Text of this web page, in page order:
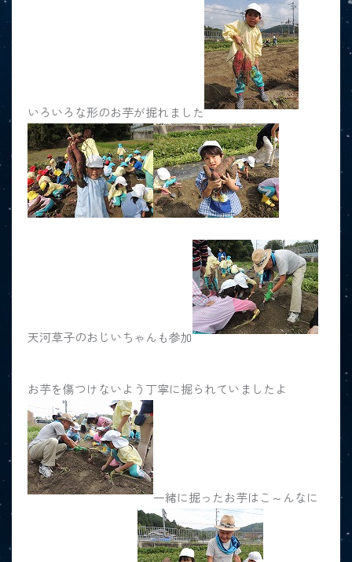
いろいろな形のお芋が掘れました
天河草子のおじいちゃんも参加
お芋を傷つけないよう丁寧に掘られていましたよ
一緒に掘ったお芋はこ～んなに